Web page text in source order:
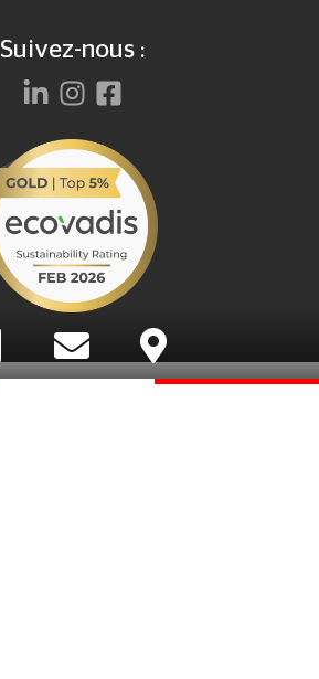
Suivez-nous :